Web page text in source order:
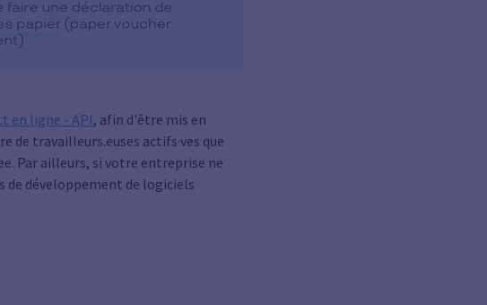
en ligne - API, afin d'être mis en
travailleurs.euses actifs·ves que
Par ailleurs, si votre entreprise ne
de développement de logiciels